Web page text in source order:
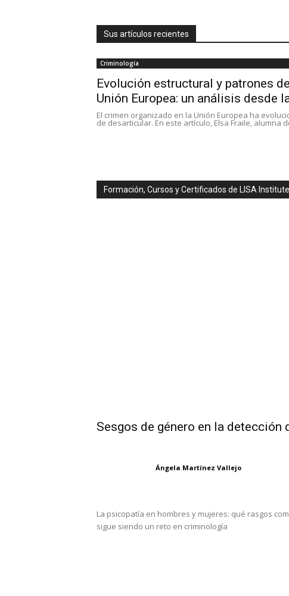
Sus artículos recientes
Criminología
Evolución estructural y patrones
Unión Europea: un análisis desde
El crimen organizado en la Unión Europea ha
de desarticular. En este artículo, Elsa Fraile, alumna
Formación, Cursos y Certificados de LISA Institute
Sesgos de género en la detección
Ángela Martínez Vallejo
La psicopatía en hombres y mujeres: qué rasgos
sigue siendo un reto en criminología